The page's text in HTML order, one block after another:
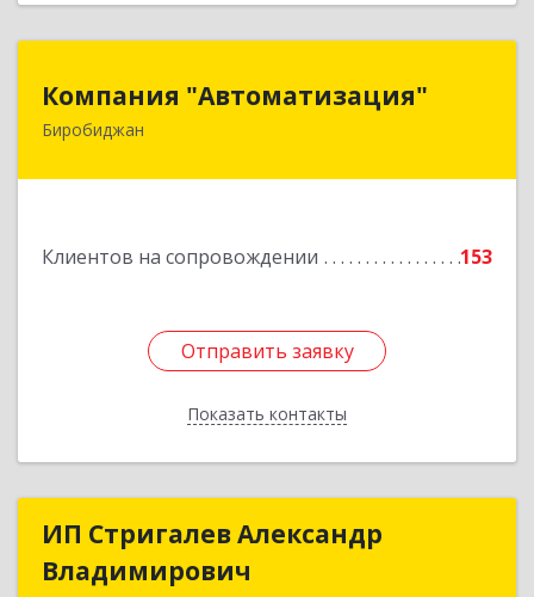
Компания "Автоматизация"
Биробиджан
Клиентов на сопровождении 153
Отправить заявку
Показать контакты
679016, Еврейская Аобл, Биробиджан г,
Отправить заявку
Назад
ИП Стригалев Александр
Владимирович
ИП Стригалев Александр